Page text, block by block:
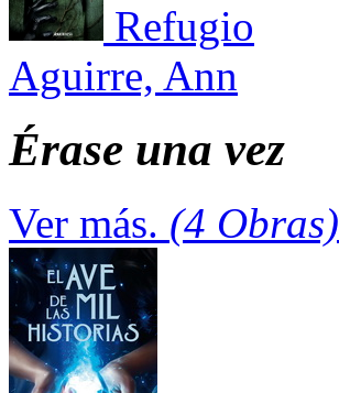
Refugio
Aguirre, Ann
Érase una vez
Ver más. (4 Obras)